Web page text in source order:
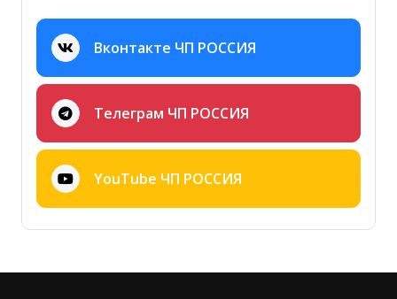
Вконтакте ЧП РОССИЯ
Телеграм ЧП РОССИЯ
YouTube ЧП РОССИЯ